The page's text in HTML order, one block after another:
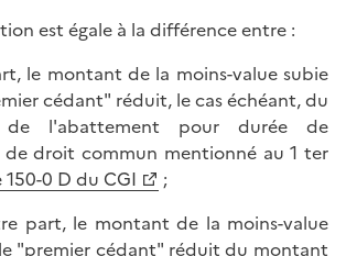
est égale à la différence entre :
le montant de la moins-value subie
cédant" réduit, le cas échéant, du
de l'abattement pour durée de
droit commun mentionné au 1 ter
0 D du CGI
;
part, le montant de la moins-value
"premier cédant" réduit du montant